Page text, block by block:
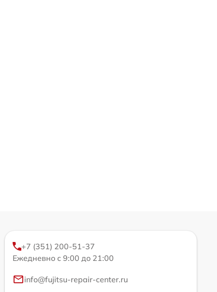
+7 (351) 200-51-37
Ежедневно с 9:00 до 21:00
info@fujitsu-repair-center.ru